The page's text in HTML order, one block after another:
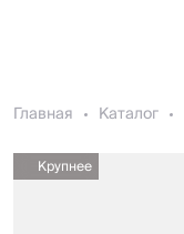
Главная Каталог
Крупнее